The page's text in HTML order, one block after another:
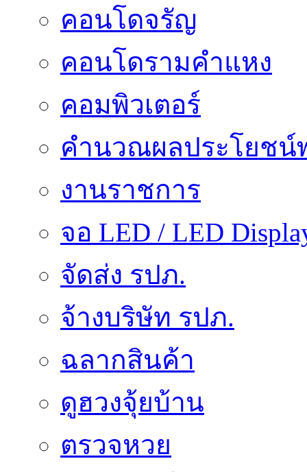
คอนโดจรัญ
คอนโดรามคำแหง
คอมพิวเตอร์
คำนวณผลประโยชน์
งานราชการ
จอ LED / LED
จัดส่ง รปภ.
จ้างบริษัท รปภ.
ฉลากสินค้า
ดูฮวงจุ้ยบ้าน
ตรวจหวย